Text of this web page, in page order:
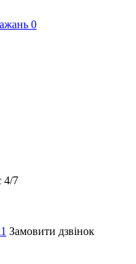
0
4/7
Замовити дзвінок